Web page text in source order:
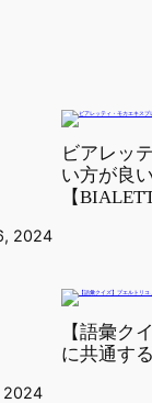
ビアレッ
い方が良
【
2024
【語彙ク
に共通す
2024